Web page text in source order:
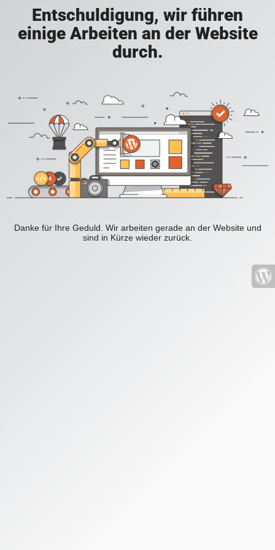
Entschuldigung, wir führen
einige Arbeiten an der Website
durch.
Danke für Ihre Geduld. Wir arbeiten gerade an der Website und
sind in Kürze wieder zurück.